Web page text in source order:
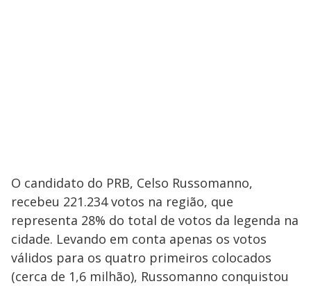
O candidato do PRB, Celso Russomanno,
recebeu 221.234 votos na região, que
representa 28% do total de votos da legenda na
cidade. Levando em conta apenas os votos
válidos para os quatro primeiros colocados
(cerca de 1,6 milhão), Russomanno conquistou